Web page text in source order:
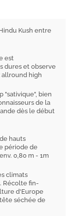
Kush entre
est
dures et observe
allround high
"sativique", bien
de la
dès le début
hauts
période de
0,80 m - 1m
climats
Récolte fin-
d'Europe
séchée de